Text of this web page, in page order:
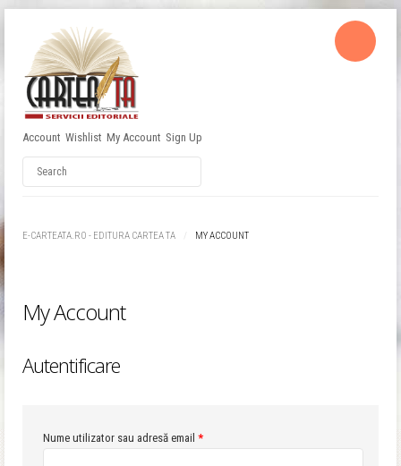
Account Wishlist My Account Sign Up
E-CARTEATA.RO - EDITURA CARTEA TA MY ACCOUNT
My Account
Autentificare
Nume utilizator sau adresă email *Obligatoriu